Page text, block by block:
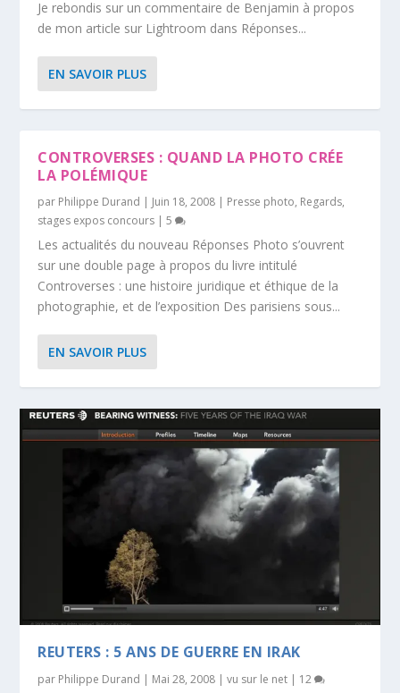
Je rebondis sur un commentaire de Benjamin à propos
de mon article sur Lightroom dans Réponses...
EN SAVOIR PLUS
CONTROVERSES : QUAND LA PHOTO CRÉE
LA POLÉMIQUE
par Philippe Durand | Juin 18, 2008 | Presse photo, Regards,
stages expos concours |5
Les actualités du nouveau Réponses Photo s’ouvrent
sur une double page à propos du livre intitulé
Controverses : une histoire juridique et éthique de la
photographie, et de l’exposition Des parisiens sous...
EN SAVOIR PLUS
REUTERS : 5 ANS DE GUERRE EN IRAK
par Philippe Durand | Mai 28, 2008 |vu sur le net | 12